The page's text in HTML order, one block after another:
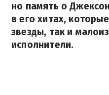
но память о
в его хитах,
звезды, так и
исполнители.